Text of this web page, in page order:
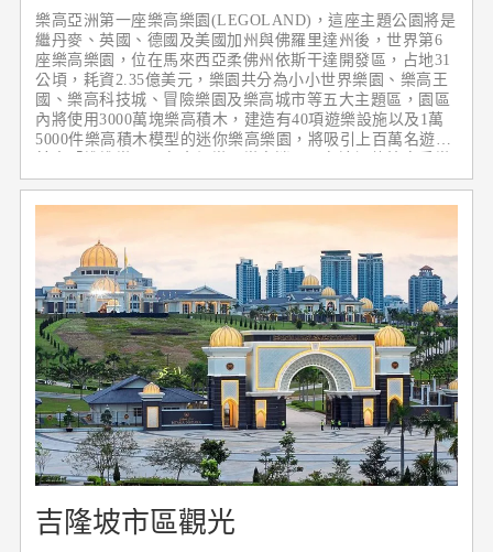
樂高亞洲第一座樂高樂園(LEGOLAND)，這座主題公園將是
繼丹麥、英國、德國及美國加州與佛羅里達州後，世界第6
座樂高樂園，位在馬來西亞柔佛州依斯干達開發區，占地31
公頃，耗資2.35億美元，樂園共分為小小世界樂園、樂高王
國、樂高科技城、冒險樂園及樂高城市等五大主題區，園區
內將使用3000萬塊樂高積木，建造有40項遊樂設施以及1萬
5000件樂高積木模型的迷你樂高樂園，將吸引上百萬名遊客
高積木的樂趣
吉隆坡市區觀光